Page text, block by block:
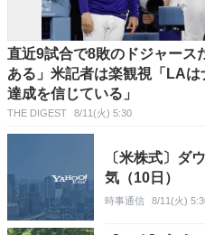
直近9試合で8敗のドジャー
ある」米記者は楽観視「LA
達成を信じている」
THE DIGEST 8/11(火) 5:30
〔米株式〕ダ
気（10日）
時事通信 8/11(火)